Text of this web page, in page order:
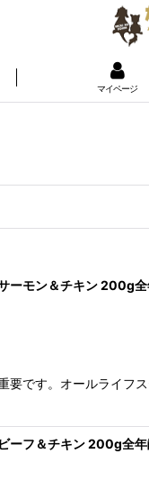
マイページ
ーモン＆チキン 200g
要です。オールライ
ーフ＆チキン 200g全